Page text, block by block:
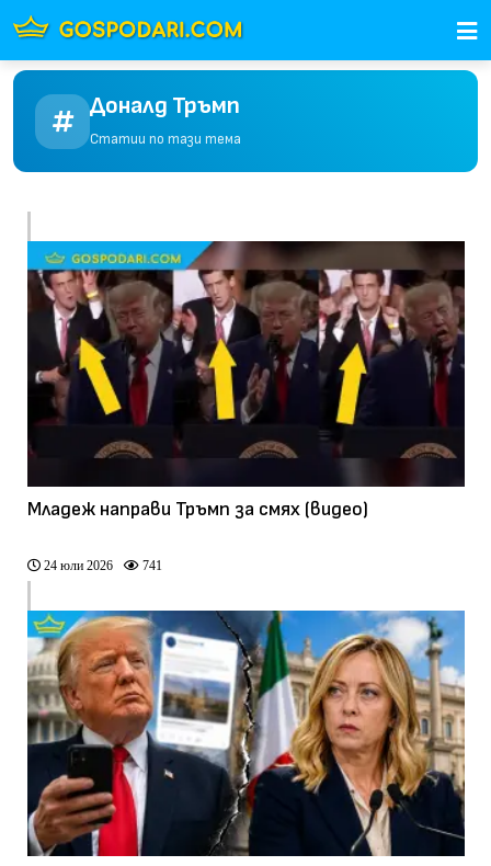
Доналд Тръмп
Статии по тази тема
Младеж направи Тръмп за смях (видео)
24 юли 2026 741